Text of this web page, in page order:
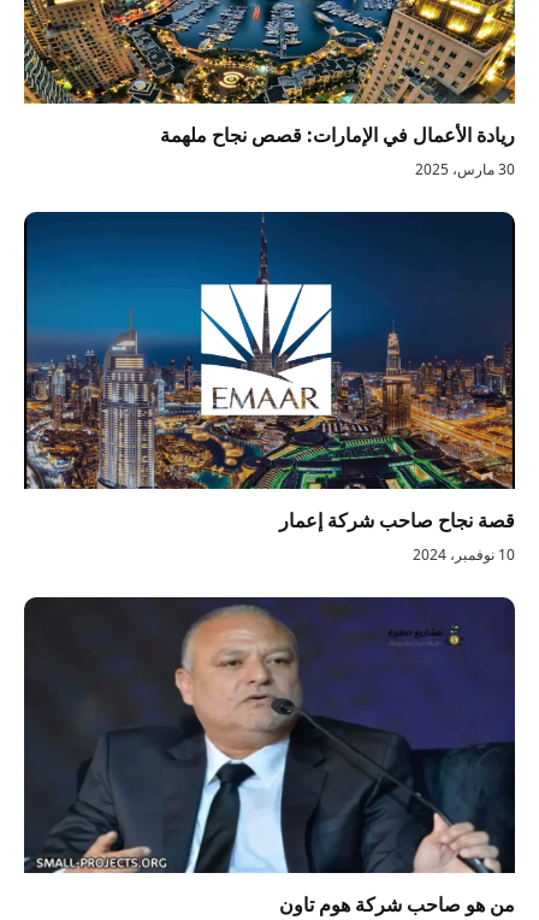
ريادة الأعمال في الإمارات: قصص نجاح ملهمة
30 مارس، 2025
قصة نجاح صاحب شركة إعمار
10 نوفمبر، 2024
من هو صاحب شركة هوم تاون